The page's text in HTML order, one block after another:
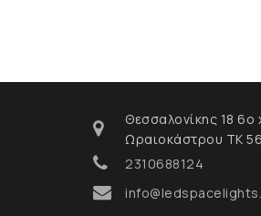
Θεσσαλονίκης 18 6ο
Ωραιοκάστρου ΤΚ
2310688124